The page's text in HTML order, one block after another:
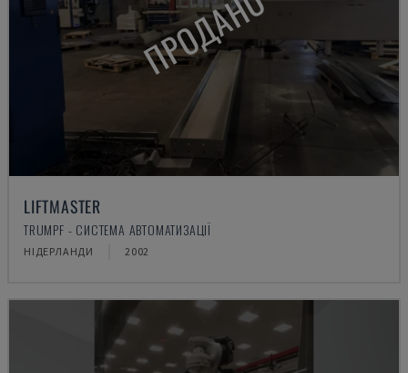
ПРОДАНО
LIFTMASTER
TRUMPF - СИСТЕМА АВТОМАТИЗАЦІЇ
НІДЕРЛАНДИ 2002